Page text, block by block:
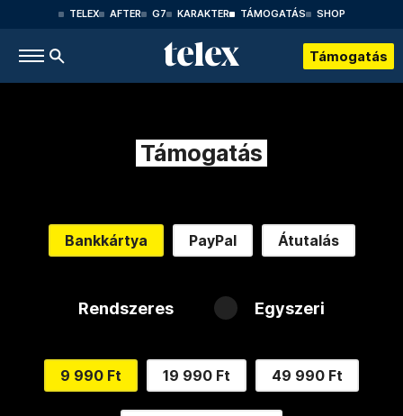
TELEX AFTER G7 KARAKTER TÁMOGATÁS SHOP
Támogatás
Támogatás
Bankkártya PayPal Átutalás
Rendszeres Egyszeri
9 990 Ft 19 990 Ft 49 990 Ft